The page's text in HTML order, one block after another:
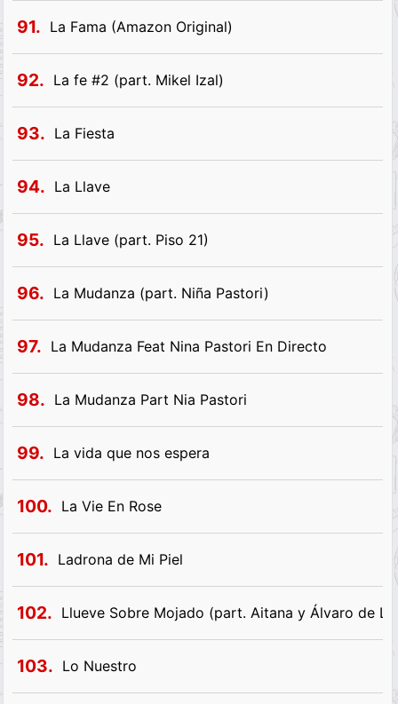
91. La Fama (Amazon Original)
92. La fe #2 (part. Mikel Izal)
93. La Fiesta
94. La Llave
95. La Llave (part. Piso 21)
96. La Mudanza (part. Niña Pastori)
97. La Mudanza Feat Nina Pastori En Directo
98. La Mudanza Part Nia Pastori
99. La vida que nos espera
100. La Vie En Rose
101. Ladrona de Mi Piel
102. Llueve Sobre Mojado (part. Aitana y Álvaro de
103. Lo Nuestro